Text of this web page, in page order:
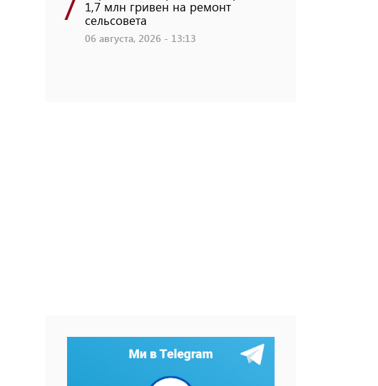
1,7 млн ​​гривен на ремонт
сельсовета
06 августа, 2026 - 13:13